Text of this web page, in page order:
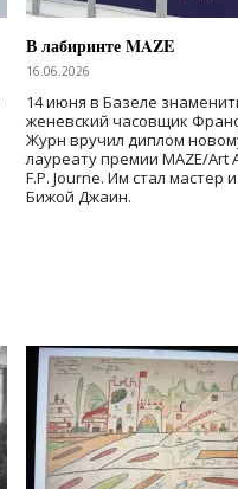
В лабиринте MAZE
16.06.2026
14 июня в Базеле
женевский часовщик
Журн вручил диплом
лауреату премии MAZE/Art
F.P. Journe. Им стал мастер
Бижой Джаин.